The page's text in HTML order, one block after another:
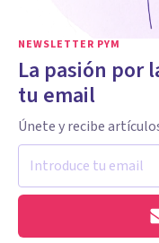
NEWSLETTER PYM
La pasión por
tu email
Únete y recibe